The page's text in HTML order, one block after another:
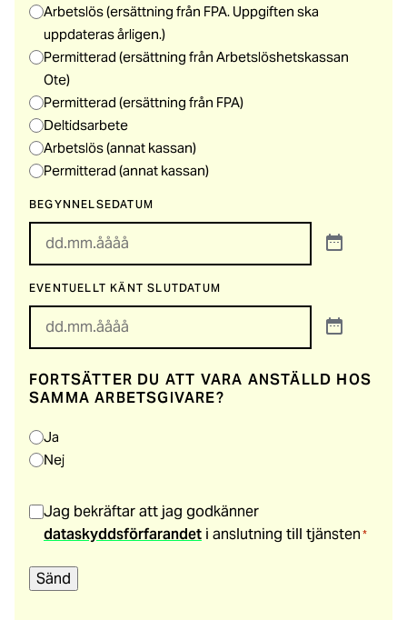
Arbetslös (ersättning från FPA. Uppgiften ska
uppdateras årligen.)
Permitterad (ersättning från Arbetslöshetskassan
Ote)
Permitterad (ersättning från FPA)
Deltidsarbete
Arbetslös (annat kassan)
Permitterad (annat kassan)
BEGYNNELSEDATUM
EVENTUELLT KÄNT SLUTDATUM
FORTSÄTTER DU ATT VARA ANSTÄLLD HOS
SAMMA ARBETSGIVARE?
Ja
Nej
SUOSTUMUS *
Jag bekräftar att jag godkänner
dataskyddsförfarandet i anslutning till tjänsten*
Sänd